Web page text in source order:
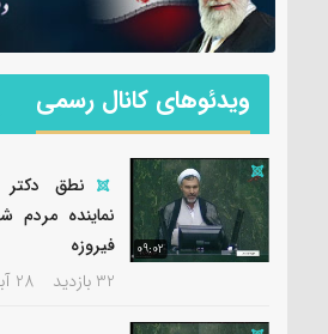
ویدئوهای کانال رسمی
09:02
نطق
نماینده مردم
فیروزه
32 بازدید 28 آبان 1403